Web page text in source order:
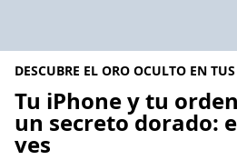
DESCUBRE EL ORO OCULTO EN
Tu iPhone y tu
un secreto dorado:
ves